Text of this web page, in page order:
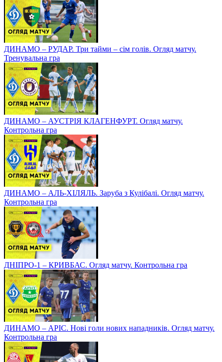
ДИНАМО – РУДАР. Три тайми – сім голів. Огляд матчу.
Тренувальна гра
ДИНАМО – АУСТРІЯ КЛАГЕНФУРТ. Огляд матчу.
Контрольна гра
ДИНАМО – АЛЬ-ХІЛЯЛЬ. Заруба з Кулібалі. Огляд матчу.
Контрольна гра
ДНІПРО-1 – КРИВБАС. Огляд матчу. Контрольна гра
ДИНАМО – АРІС. Нові голи нових нападників. Огляд матчу.
Контрольна гра